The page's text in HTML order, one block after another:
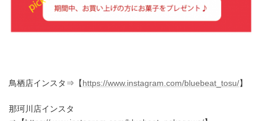
鳥栖店インスタ⇒【https://www.instagram.com/bluebeat_tosu/】
那珂川店インスタ